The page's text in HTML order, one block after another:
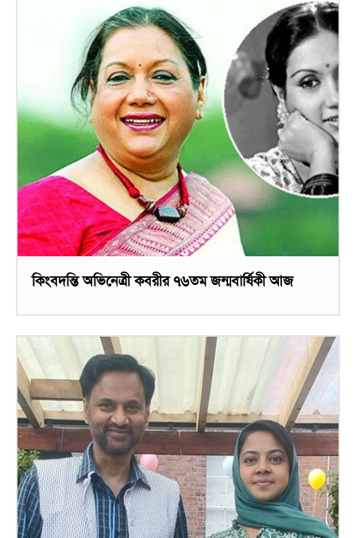
কিংবদন্তি অভিনেত্রী কবরীর ৭৬তম জন্মবার্ষিকী আজ